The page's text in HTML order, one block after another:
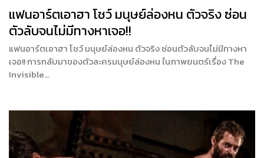
แฟนอาร์ตเอาฮา โชว์ มนุษย์ล่องหน ตัวจริง ซ่อน
ตัวลับจนไม่มีทางหาเจอ!!
แฟนอาร์ตเอาฮา โชว์ มนุษย์ล่องหน ตัวจริง ซ่อนตัวลับจนไม่มีทางหา
เจอ!! การกลับมาของตัวละครมนุษย์ล่องหน ในภาพยนตร์เรื่อง The
Invisible…